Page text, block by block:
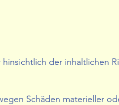
der inhaltlichen
Schäden materieller